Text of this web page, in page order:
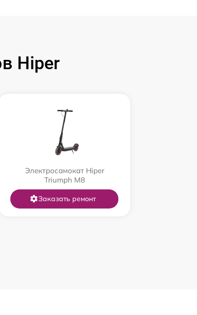
Hiper
Электросамокат Hiper
Triumph M8
Заказать ремонт